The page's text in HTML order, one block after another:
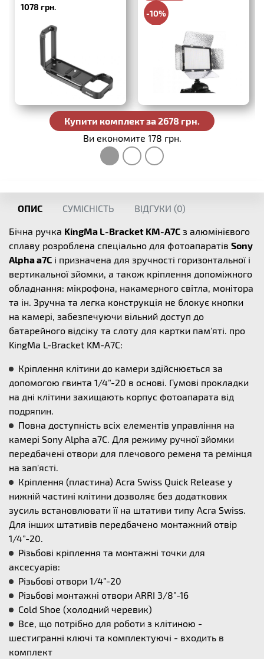
1078 грн.
-10%
Купити комплект за 2678 грн.
Ви економите 178 грн.
ОПИС СУМІСНІСТЬ ВІДГУКИ (0)
Бічна ручка KingMa L-Bracket KM-A7C з алюмінієвого
сплаву розроблена спеціально для фотоапаратів Sony
Alpha a7C і призначена для зручності горизонтальної і
вертикальної зйомки, а також кріплення допоміжного
обладнання: мікрофона, накамерного світла, монітора
та ін. Зручна та легка конструкція не блокує кнопки
на камері, забезпечуючи вільний доступ до
батарейного відсіку та слоту для картки пам'яті. про
KingMa L-Bracket KM-A7C:
Кріплення клітини до камери здійснюється за
допомогою гвинта 1/4”-20 в основі. Гумові прокладки
на дні клітини захищають корпус фотоапарата від
подряпин.
Повна доступність всіх елементів управління на
камері Sony Alpha a7C. Для режиму ручної зйомки
передбачені отвори для плечового ременя та ремінця
на зап'ясті.
Кріплення (пластина) Acra Swiss Quick Release у
нижній частині клітини дозволяє без додаткових
зусиль встановлювати її на штативи типу Acra Swiss.
Для інших штативів передбачено монтажний отвір
1/4”-20.
Різьбові кріплення та монтажні точки для
аксесуарів:
Різьбові отвори 1/4”-20
Різьбові монтажні отвори ARRI 3/8”-16
Cold Shoe (холодний черевик)
Все, що потрібно для роботи з клітиною -
шестигранні ключі та комплектуючі - входить в
комплект